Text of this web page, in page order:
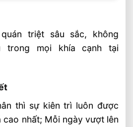
triệt sâu sắc, không
trong mọi khía cạnh tại
thì sự kiên trì luôn được
cao nhất; Mỗi ngày vượt lên